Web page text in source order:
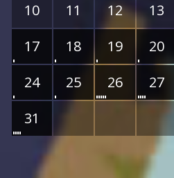
10
11 12 13
17
18 19 20
24
25 26 27
31